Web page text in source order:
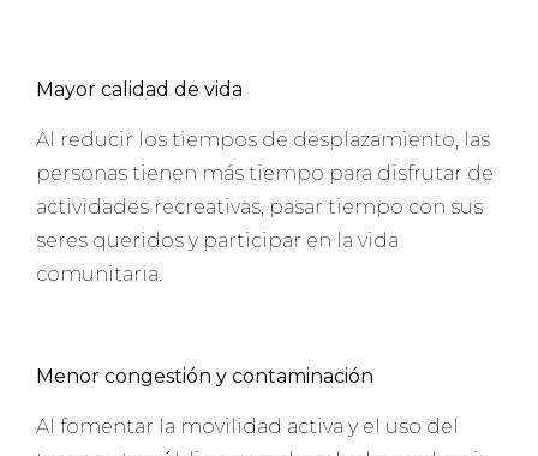
Mayor calidad de vida
Al reducir los tiempos de desplazamiento, las
personas tienen más tiempo para disfrutar de
actividades recreativas, pasar tiempo con sus
seres queridos y participar en la vida
comunitaria.
Menor congestión y contaminación
Al fomentar la movilidad activa y el uso del